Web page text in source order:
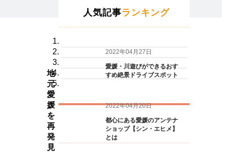
人気記事ランキング
2022年04月27日
愛媛・川遊びができるおす
すめ絶景ドライブスポット
2022年04月20日
都心にある愛媛のアンテナ
ショップ【シン・エヒメ】
とは
地
元
愛
媛
を
再
発
見